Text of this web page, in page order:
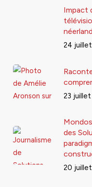
Impact
24
23
des
20